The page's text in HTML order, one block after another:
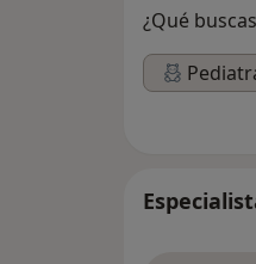
¿Qué